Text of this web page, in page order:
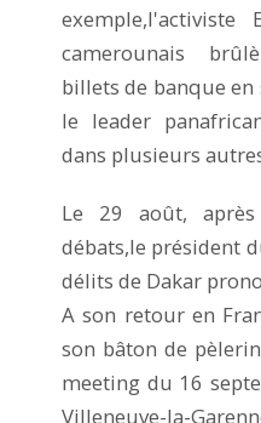
exemple,l'activiste
camerounais
billets de banque
le leader
dans plusieurs
Le 29 août,
débats,le président
délits de Dakar
A son retour en
son bâton de
meeting du 16
Villeneuve-la-